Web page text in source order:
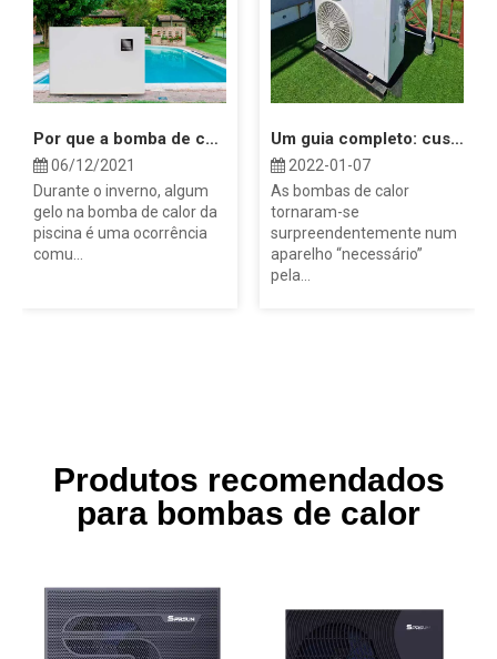
Por que a bomba de calor da minha piscina congela?
06/12/2021
Durante o inverno, algum
gelo na bomba de calor da
piscina é uma ocorrência
comu...
Um guia completo: custos da bomba de calor de fonte de ar
2022-01-07
As bombas de calor
tornaram-se
surpreendentemente num
aparelho “necessário”
pela...
Produtos recomendados
para bombas de calor